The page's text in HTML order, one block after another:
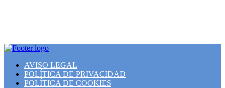
AVISO LEGAL
POLÍTICA DE PRIVACIDAD
POLÍTICA DE COOKIES